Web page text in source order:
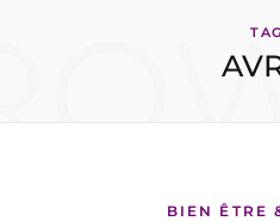
TAG
BIEN ÊTRE